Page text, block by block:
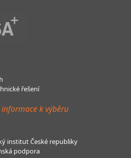
řešení
k výběru
institut České republiky
podpora